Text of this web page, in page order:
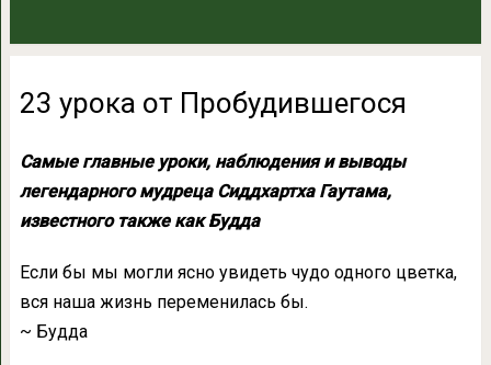
23 урока от Пробудившегося
Самые главные уроки, наблюдения и выводы
легендарного мудреца Сиддхартха Гаутама,
известного также как Будда
Если бы мы могли ясно увидеть чудо одного цветка,
вся наша жизнь переменилась бы.
~ Будда